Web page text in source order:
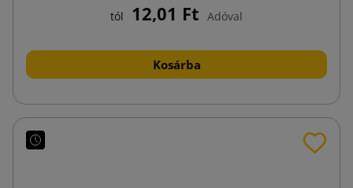
tól 12,01 Ft Adóval
Kosárba